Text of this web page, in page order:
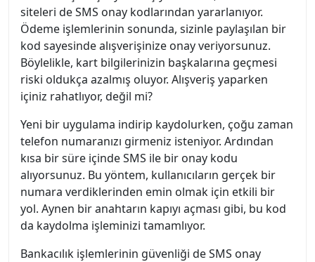
siteleri de SMS onay kodlarından yararlanıyor.
Ödeme işlemlerinin sonunda, sizinle paylaşılan bir
kod sayesinde alışverişinize onay veriyorsunuz.
Böylelikle, kart bilgilerinizin başkalarına geçmesi
riski oldukça azalmış oluyor. Alışveriş yaparken
içiniz rahatlıyor, değil mi?
Yeni bir uygulama indirip kaydolurken, çoğu zaman
telefon numaranızı girmeniz isteniyor. Ardından
kısa bir süre içinde SMS ile bir onay kodu
alıyorsunuz. Bu yöntem, kullanıcıların gerçek bir
numara verdiklerinden emin olmak için etkili bir
yol. Aynen bir anahtarın kapıyı açması gibi, bu kod
da kaydolma işleminizi tamamlıyor.
Bankacılık işlemlerinin güvenliği de SMS onay